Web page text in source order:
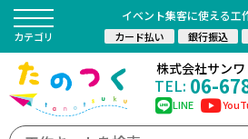
イベント集客に使える工
カード払い 銀行振込
株式会社サンワ
TEL: 06-
LINE
カテゴリ